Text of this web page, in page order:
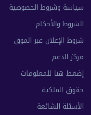
سياسة وشروط الخصوصية
الشروط والأحكام
شروط الإعلان عبر الموق
مركز الدعم
إضغط هنا للمعلومات
حقوق الملكية
الأسئلة الشائعة